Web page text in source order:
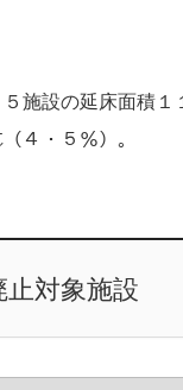
施設の延床面積
４・５％）。
対象施設